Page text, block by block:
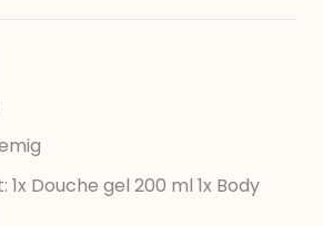
1x Douche gel 200 ml 1x Body